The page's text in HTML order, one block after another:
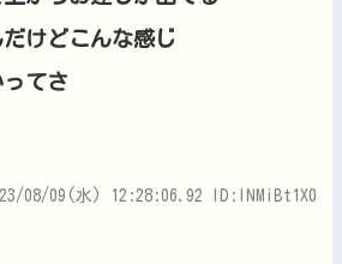
けどこんな感じ
てさ
08/09(水) 12:28:06.92 ID:lNMiBt1X0